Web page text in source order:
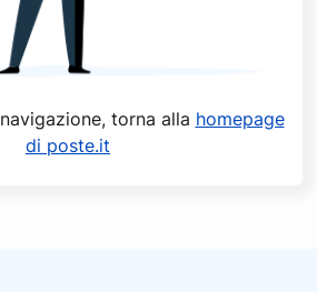
torna alla homepage
di poste.it